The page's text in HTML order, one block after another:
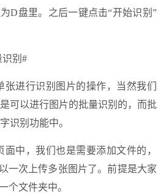
D盘里。之后一键点击“开始识别”
识别#
张进行识别图片的操作，当然我们
可以进行图片的批量识别的，而批
识别功能中。
面中，我们也是需要添加文件的，
一次上传多张图片了。前提是大家
个文件夹中。